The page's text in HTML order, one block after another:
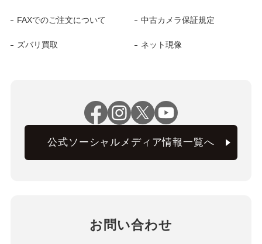
FAXでのご注文について 中古カメラ保証規定
ズバリ買取 ネット現像
公式ソーシャルメディア情報一覧へ
お問い合わせ